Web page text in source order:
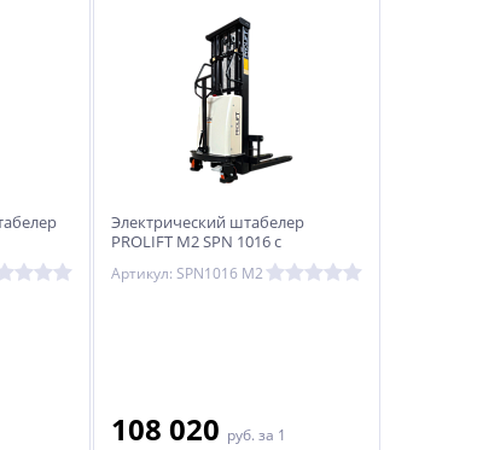
Электрический штабелер
PROLIFT M2 SPN 1016 с
раздвижными вилами
Артикул: SPN1016 M2
108 020 руб. за 1